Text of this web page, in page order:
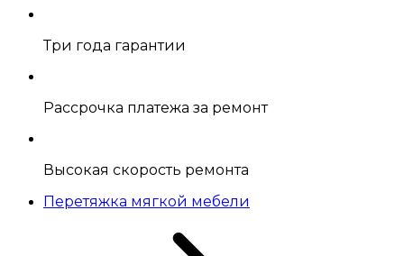
Три года гарантии
Рассрочка платежа за ремонт
Высокая скорость ремонта
Перетяжка мягкой мебели